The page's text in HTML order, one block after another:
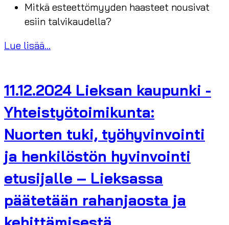
Mitkä esteettömyyden haasteet nousivat
esiin talvikaudella?
Lue lisää...
11.12.2024 Lieksan kaupunki -
Yhteistyötoimikunta:
Nuorten tuki, työhyvinvointi
ja henkilöstön hyvinvointi
etusijalle – Lieksassa
päätetään rahanjaosta ja